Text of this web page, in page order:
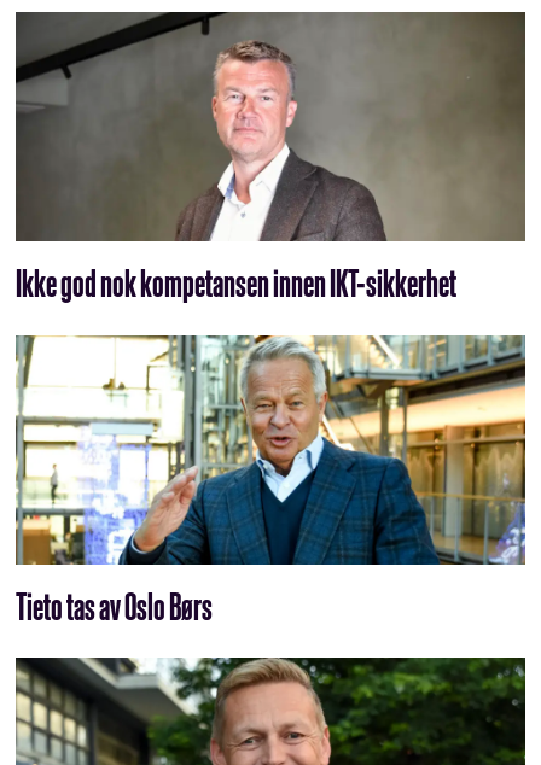
Ikke god nok kompetansen innen IKT-sikkerhet
Tieto tas av Oslo Børs